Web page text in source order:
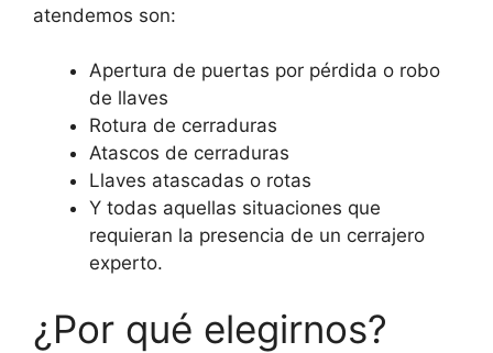
atendemos son:
Apertura de puertas por pérdida o robo
de llaves
Rotura de cerraduras
Atascos de cerraduras
Llaves atascadas o rotas
Y todas aquellas situaciones que
requieran la presencia de un cerrajero
experto.
¿Por qué elegirnos?